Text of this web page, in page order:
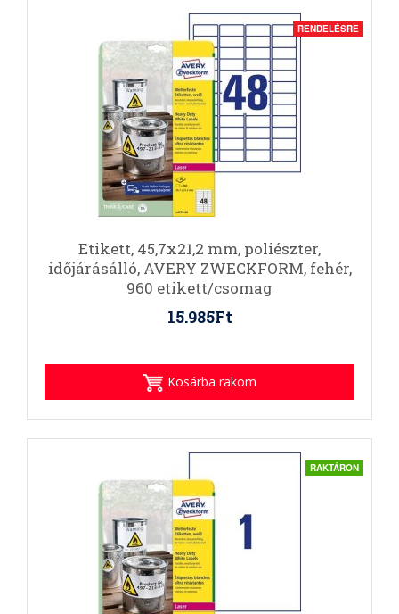
RENDELÉSRE
Etikett, 45,7x21,2 mm, poliészter,
időjárásálló, AVERY ZWECKFORM, fehér,
960 etikett/csomag
15.985Ft
Kosárba rakom
RAKTÁRON